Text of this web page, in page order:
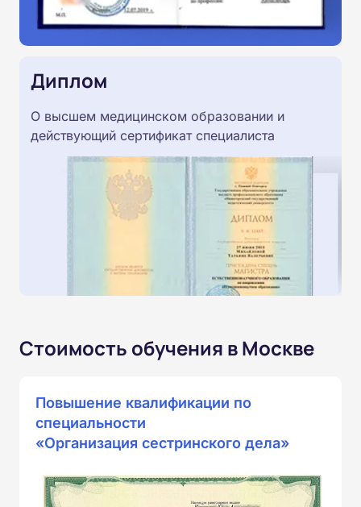
Диплом
О высшем медицинском образовании и
действующий сертификат специалиста
Стоимость обучения в Москве
Повышение квалификации по
специальности
«Организация сестринского дела»